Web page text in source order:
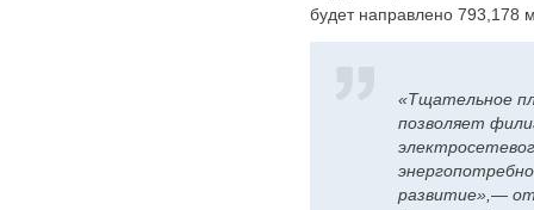
будет направлено 793,178
«Тщательное
позволяет
развитие»,—